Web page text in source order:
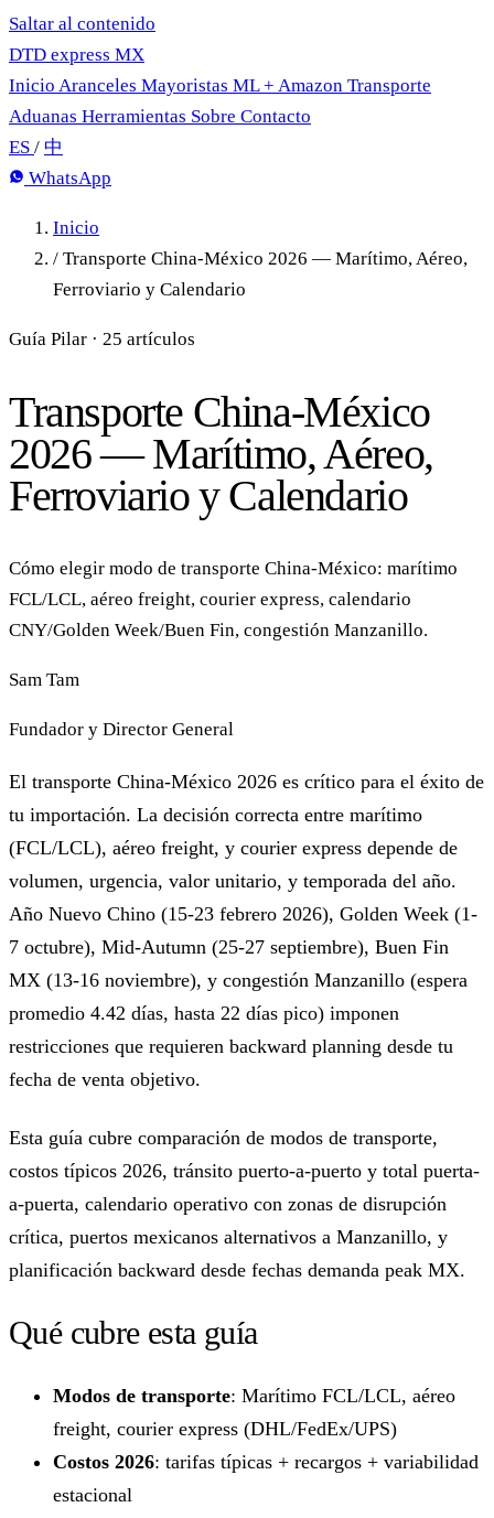
Saltar al contenido
DTD express MX
Inicio Aranceles Mayoristas ML + Amazon Transporte
Aduanas Herramientas Sobre Contacto
ES / 中
WhatsApp
Inicio
/ Transporte China-México 2026 — Marítimo, Aéreo,
Ferroviario y Calendario
Guía Pilar · 25 artículos
Transporte China-México
2026 — Marítimo, Aéreo,
Ferroviario y Calendario
Cómo elegir modo de transporte China-México: marítimo
FCL/LCL, aéreo freight, courier express, calendario
CNY/Golden Week/Buen Fin, congestión Manzanillo.
Sam Tam
Fundador y Director General
El transporte China-México 2026 es crítico para el éxito de
tu importación. La decisión correcta entre marítimo
(FCL/LCL), aéreo freight, y courier express depende de
volumen, urgencia, valor unitario, y temporada del año.
Año Nuevo Chino (15-23 febrero 2026), Golden Week (1-
7 octubre), Mid-Autumn (25-27 septiembre), Buen Fin
MX (13-16 noviembre), y congestión Manzanillo (espera
promedio 4.42 días, hasta 22 días pico) imponen
restricciones que requieren backward planning desde tu
fecha de venta objetivo.
Esta guía cubre comparación de modos de transporte,
costos típicos 2026, tránsito puerto-a-puerto y total puerta-
a-puerta, calendario operativo con zonas de disrupción
crítica, puertos mexicanos alternativos a Manzanillo, y
planificación backward desde fechas demanda peak MX.
Qué cubre esta guía
Modos de transporte: Marítimo FCL/LCL, aéreo
freight, courier express (DHL/FedEx/UPS)
Costos 2026: tarifas típicas + recargos + variabilidad
estacional